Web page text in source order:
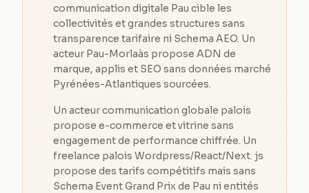
communication digitale Pau cible les
collectivités et grandes structures sans
transparence tarifaire ni Schema AEO. Un
acteur Pau-Morlaàs propose ADN de
marque, applis et SEO sans données marché
Pyrénées-Atlantiques sourcées.
Un acteur communication globale palois
propose e-commerce et vitrine sans
engagement de performance chiffrée. Un
freelance palois Wordpress/React/Next. js
propose des tarifs compétitifs mais sans
Schema Event Grand Prix de Pau ni entités